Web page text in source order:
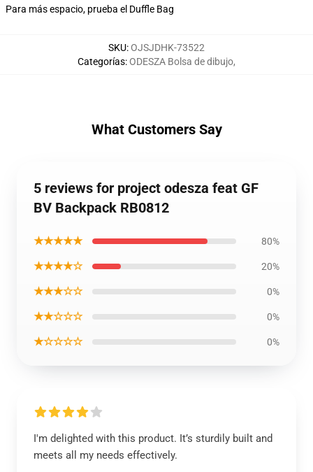
Para más espacio, prueba el Duffle Bag
SKU:OJSJDHK-73522
Categorías:ODESZA Bolsa de dibujo,
What Customers Say
5 reviews for project odesza feat GF
BV Backpack RB0812
★★★★★ 80%
★★★★☆ 20%
★★★☆☆ 0%
★★☆☆☆ 0%
★☆☆☆☆ 0%
I'm delighted with this product. It’s sturdily built and
meets all my needs effectively.